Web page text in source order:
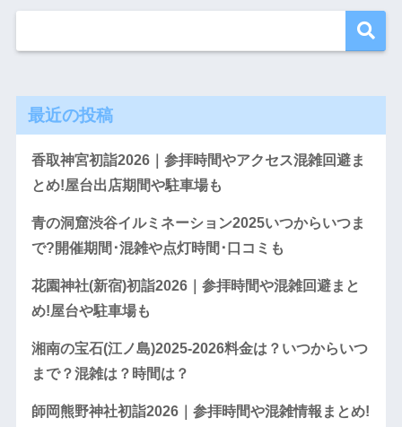
最近の投稿
香取神宮初詣2026｜参拝時間やアクセス混雑回避ま
とめ!屋台出店期間や駐車場も
青の洞窟渋谷イルミネーション2025いつからいつま
で?開催期間･混雑や点灯時間･口コミも
花園神社(新宿)初詣2026｜参拝時間や混雑回避まと
め!屋台や駐車場も
湘南の宝石(江ノ島)2025-2026料金は？いつからいつ
まで？混雑は？時間は？
師岡熊野神社初詣2026｜参拝時間や混雑情報まとめ!